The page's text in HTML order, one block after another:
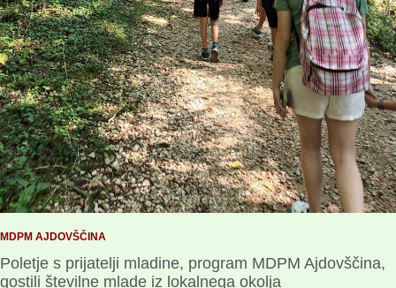
MDPM AJDOVŠČINA
Poletje s prijatelji mladine, program MDPM Ajdovščina,
gostili številne mlade iz lokalnega okolja